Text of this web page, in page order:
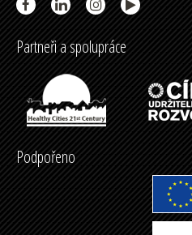
Partneři a spolupráce
Podpořeno